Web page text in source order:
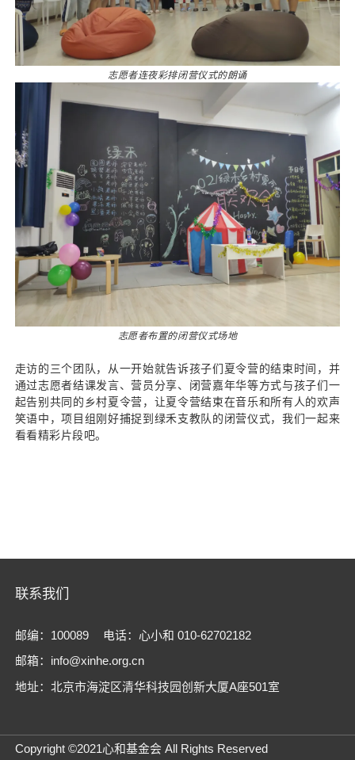
志愿者连夜彩排闭营仪式的朗诵
志愿者布置的闭营仪式场地
走访的三个团队，从一开始就告诉孩子们夏令营的结束时间，并
通过志愿者结课发言、营员分享、闭营嘉年华等方式与孩子们一
起告别共同的乡村夏令营，让夏令营结束在音乐和所有人的欢声
笑语中，项目组刚好捕捉到绿禾支教队的闭营仪式，我们一起来
看看精彩片段吧。
联系我们
邮编：100089
电话：心小和 010-62702182
邮箱：info@xinhe.org.cn
地址：北京市海淀区清华科技园创新大厦A座501室
Copyright ©2021心和基金会 All Rights Reserved